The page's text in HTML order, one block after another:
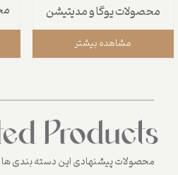
مشاهده بیشتر
محصولات یوگا و مدیتیشن
محصولات پیشنهادی این دسته بندی ها